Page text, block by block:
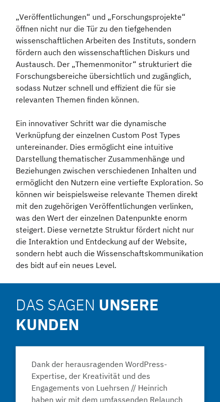
„Veröffentlichungen“ und „Forschungsprojekte“
öffnen nicht nur die Tür zu den tiefgehenden
wissenschaftlichen Arbeiten des Instituts, sondern
fördern auch den wissenschaftlichen Diskurs und
Austausch. Der „Themenmonitor“ strukturiert die
Forschungsbereiche übersichtlich und zugänglich,
sodass Nutzer schnell und effizient die für sie
relevanten Themen finden können.
Ein innovativer Schritt war die dynamische
Verknüpfung der einzelnen Custom Post Types
untereinander. Dies ermöglicht eine intuitive
Darstellung thematischer Zusammenhänge und
Beziehungen zwischen verschiedenen Inhalten und
ermöglicht den Nutzern eine vertiefte Exploration. So
können wir beispielsweise relevante Themen direkt
mit den zugehörigen Veröffentlichungen verlinken,
was den Wert der einzelnen Datenpunkte enorm
steigert. Diese vernetzte Struktur fördert nicht nur
die Interaktion und Entdeckung auf der Website,
sondern hebt auch die Wissenschaftskommunikation
des bidt auf ein neues Level.
DAS SAGEN UNSERE
KUNDEN
Dank der herausragenden WordPress-
Expertise, der Kreativität und des
Engagements von Luehrsen // Heinrich
haben wir mit dem umfassenden Relaunch